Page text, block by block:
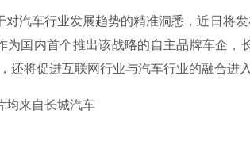
对汽车行业发展趋势的精准洞悉，近日将
为国内首个推出该战略的自主品牌车企，
还将促进互联网行业与汽车行业的融合进
均来自长城汽车